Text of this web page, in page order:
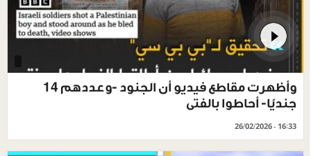
وأظهرت مقاطع فيديو أن الجنود -وعددهم 14
جنديًا- أحاطوا بالفتى
26/02/2026 - 16:33